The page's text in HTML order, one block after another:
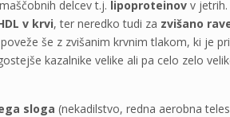
delcev t.j. lipoproteinov v
v krvi, ter neredko tudi za zvišano
še z zvišanim krvnim tlakom, ki je
kazalnike velike ali pa celo zelo
sloga (nekadilstvo, redna aerobna